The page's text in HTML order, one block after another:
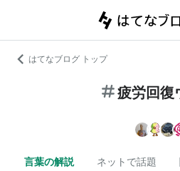
はてなブログ トップ
疲労回復
言葉の解説 ネットで話題